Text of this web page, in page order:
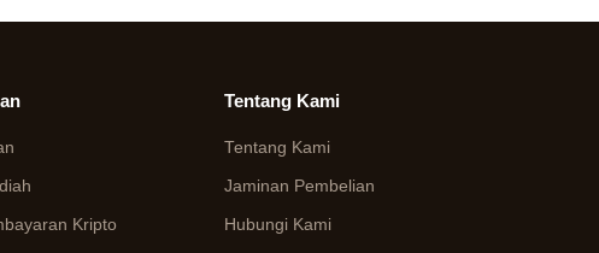
Kripto
Tentang Kami
Tentang Kami
Jaminan Pembelian
Hubungi Kami